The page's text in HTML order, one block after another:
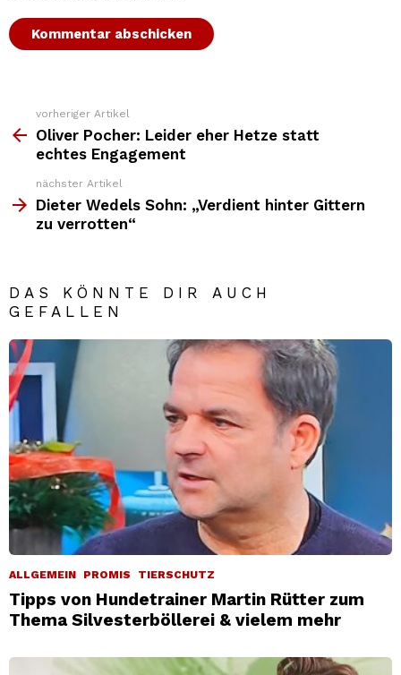
Weitere
Top
News
vorheriger Artikel
Oliver Pocher: Leider eher Hetze statt
echtes Engagement
nächster Artikel
Dieter Wedels Sohn: „Verdient hinter Gittern
zu verrotten“
DAS KÖNNTE DIR AUCH
GEFALLEN
ALLGEMEIN PROMIS TIERSCHUTZ
Tipps von Hundetrainer Martin Rütter zum
Thema Silvesterböllerei & vielem mehr